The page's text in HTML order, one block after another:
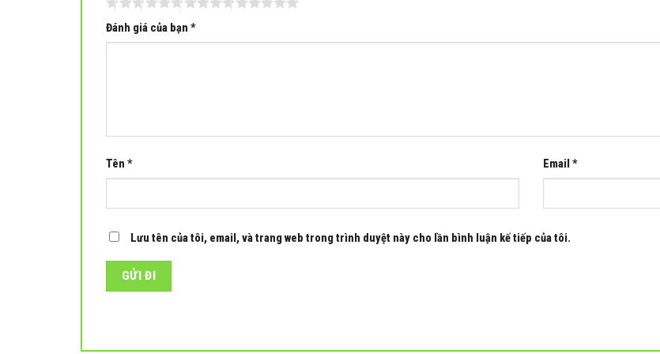
Đánh giá của bạn *
Tên * Email *
Lưu tên của tôi, email, và trang web trong trình duyệt này cho lần bình luận kế tiếp của tôi.